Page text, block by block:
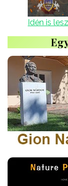
Idén is